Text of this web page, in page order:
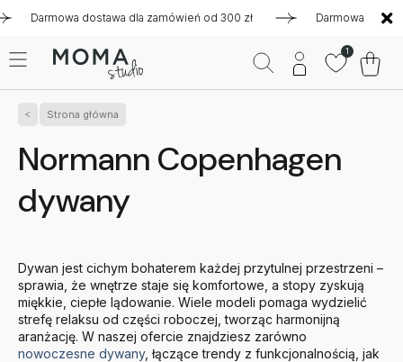
dostawa dla zamówień od 300 zł Darmowa dostawa
1
Strona główna
Normann Copenhagen
dywany
Dywan jest cichym bohaterem każdej przytulnej przestrzeni –
sprawia, że wnętrze staje się komfortowe, a stopy zyskują
miękkie, ciepłe lądowanie. Wiele modeli pomaga wydzielić
strefę relaksu od części roboczej, tworząc harmonijną
aranżację. W naszej ofercie znajdziesz zarówno
nowoczesne dywany, łączące trendy z funkcjonalnością, jak